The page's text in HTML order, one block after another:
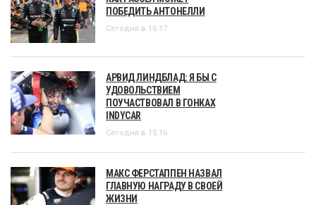
ПОБЕДИТЬ АНТОНЕЛЛИ
Сегодня в 16:17
АРВИД ЛИНДБЛАД: Я БЫ С
УДОВОЛЬСТВИЕМ
ПОУЧАСТВОВАЛ В ГОНКАХ
INDYCAR
Сегодня в 15:16
МАКС ФЕРСТАППЕН НАЗВАЛ
ГЛАВНУЮ НАГРАДУ В СВОЕЙ
ЖИЗНИ